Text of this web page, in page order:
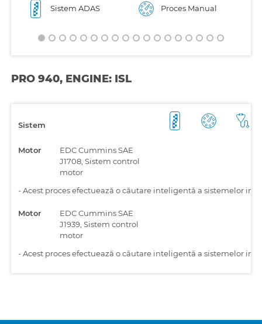
Sistem ADAS Proces Manual
PRO 940, ENGINE: ISL
Sistem
Motor
EDC Cummins SAE
J1708, Sistem control
motor
-Acest proces efectuează o căutare inteligentă a sistemelor
Motor
EDC Cummins SAE
J1939, Sistem control
motor
-Acest proces efectuează o căutare inteligentă a sistemelor